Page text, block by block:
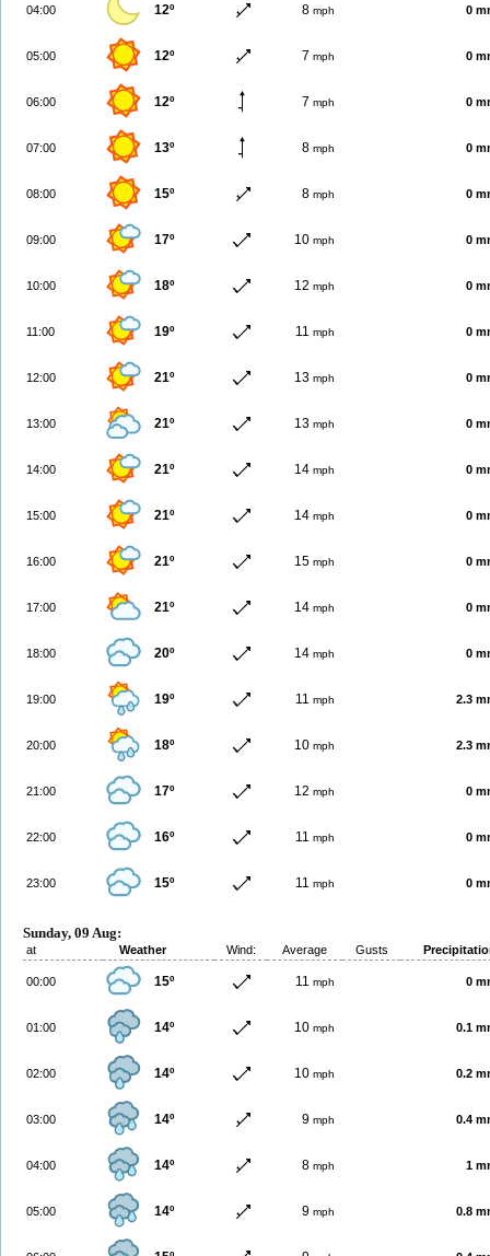
04:00 12º 8 mph 0
05:00 12º 7 mph 0
06:00 12º 7 mph 0
07:00 13º 8 mph 0
08:00 15º 8 mph 0
09:00 17º 10 mph 0
10:00 18º 12 mph 0
11:00 19º 11 mph 0
12:00 21º 13 mph 0
13:00 21º 13 mph 0
14:00 21º 14 mph 0
15:00 21º 14 mph 0
16:00 21º 15 mph 0
17:00 21º 14 mph 0
18:00 20º 14 mph 0
19:00 19º 11 mph 2.3
20:00 18º 10 mph 2.3
21:00 17º 12 mph 0
22:00 16º 11 mph 0
23:00 15º 11 mph 0
Sunday, 09 Aug:
at Weather Wind: Average Gusts
00:00 15º 11 mph 0
01:00 14º 10 mph 0.1
02:00 14º 10 mph 0.2
03:00 14º 9 mph 0.4
04:00 14º 8 mph 1
05:00 14º 9 mph 0.8